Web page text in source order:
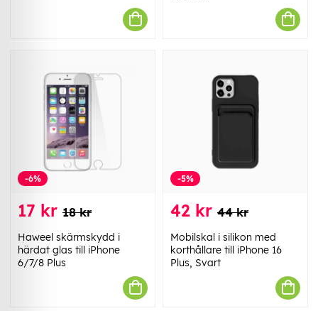
-6%
17 kr 18 kr
Haweel skärmskydd i
härdat glas till iPhone
6/7/8 Plus
-5%
42 kr 44 kr
Mobilskal i silikon med
korthållare till iPhone 16
Plus, Svart